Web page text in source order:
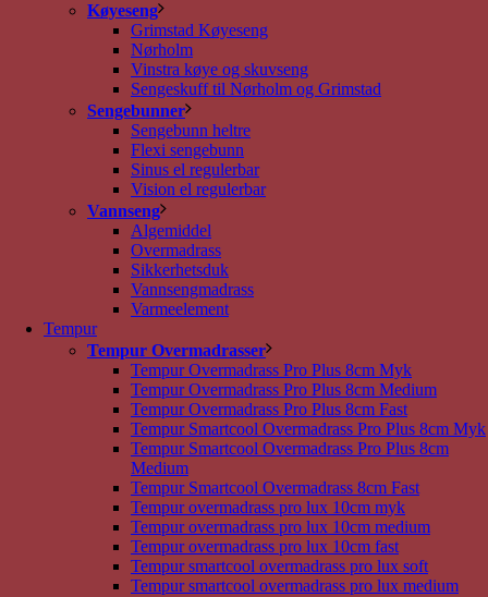
Køyeseng
Grimstad Køyeseng
Nørholm
Vinstra køye og skuvseng
Sengeskuff til Nørholm og Grimstad
Sengebunner
Sengebunn heltre
Flexi sengebunn
Sinus el regulerbar
Vision el regulerbar
Vannseng
Algemiddel
Overmadrass
Sikkerhetsduk
Vannsengmadrass
Varmeelement
Tempur
Tempur Overmadrasser
Tempur Overmadrass Pro Plus 8cm Myk
Tempur Overmadrass Pro Plus 8cm Medium
Tempur Overmadrass Pro Plus 8cm Fast
Tempur Smartcool Overmadrass Pro Plus 8cm Myk
Tempur Smartcool Overmadrass Pro Plus 8cm
Medium
Tempur Smartcool Overmadrass 8cm Fast
Tempur overmadrass pro lux 10cm myk
Tempur overmadrass pro lux 10cm medium
Tempur overmadrass pro lux 10cm fast
Tempur smartcool overmadrass pro lux soft
Tempur smartcool overmadrass pro lux medium